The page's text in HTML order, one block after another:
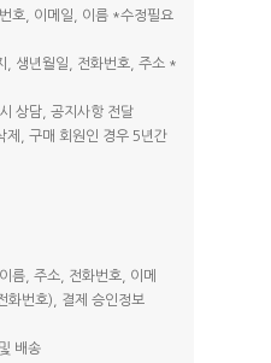
호, 이메일, 이름 *수정필요
, 생년월일, 전화번호, 주소 *
상담, 공지사항 전달
제, 구매 회원인 경우 5년간
름, 주소, 전화번호, 이메
화번호), 결제 승인정보
배송